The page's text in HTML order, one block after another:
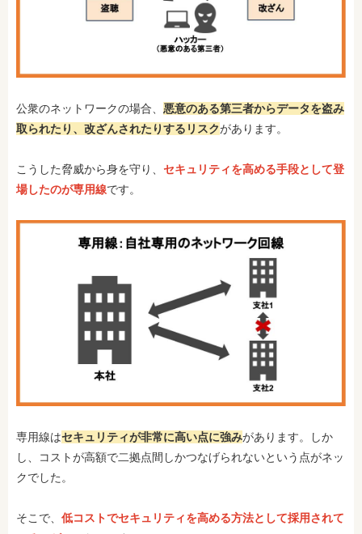
公衆のネットワークの場合、 悪意のある第三者からデータを盗み
取られたり、改ざんされたりするリスクがあります。
こうした脅威から身を守り、 セキュリティを高める手段として登
場したのが専用線です。
専用線はセキュリティが非常に高い点に強みがあります。しか
し、コストが高額で二拠点間しかつなげられないという点がネッ
クでした。
そこで、 低コストでセキュリティを高める方法として採用されて